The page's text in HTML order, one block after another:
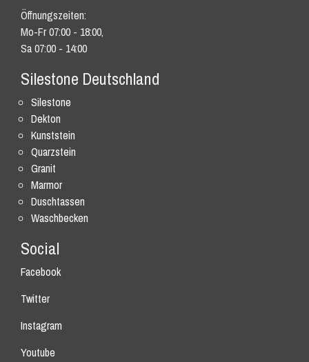
Öffnungszeiten:
Mo-Fr 07:00 - 18:00,
Sa 07:00 - 14:00
Silestone Deutschland
Silestone
Dekton
Kunststein
Quarzstein
Granit
Marmor
Duschtassen
Waschbecken
Social
Facebook
Twitter
Instagram
Youtube